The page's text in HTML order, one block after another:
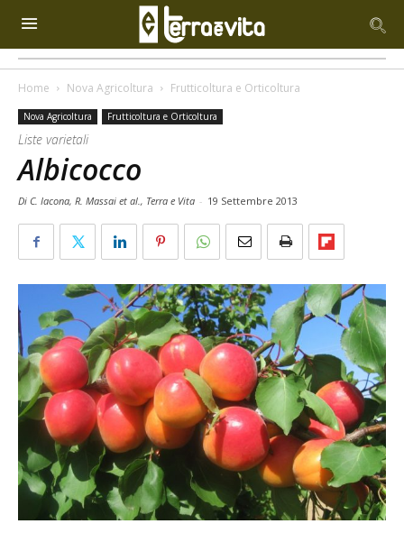
Home Nova Agricoltura Frutticoltura e Orticoltura
Nova Agricoltura Frutticoltura e Orticoltura
Liste varietali
Albicocco
Di C. Iacona, R. Massai et al., Terra e Vita - 19 Settembre 2013